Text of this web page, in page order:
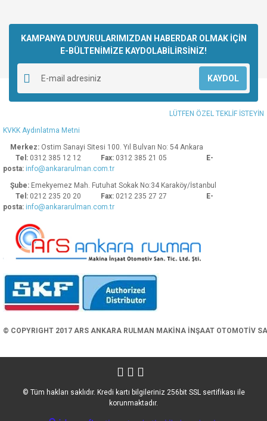
Yorum Yaz
kullanarak tarafımıza iletebilirsiniz.
Görüş ve önerileriniz için teşekkür ederiz.
Ürün resmi kalitesiz, bozuk veya görüntülenemiyor.
Ürün açıklamasında eksik bilgiler bulunuyor.
Ürün bilgilerinde hatalar bulunuyor.
Ürün fiyatı diğer sitelerden daha pahalı.
Bu ürüne benzer farklı alternatifler olmalı.
KAMPANYA DUYURULARIMIZDAN HABERDAR OLMAK İÇİN
E-BÜLTENİMİZE KAYDOLABİLİRSİNİZ!
KAYDOL
LÜTFEN ÖZEL TEKLİF İSTEYİN
KVKK Aydınlatma Metni
Merkez: Ostim Sanayi Sitesi 100. Yıl Bulvarı No: 54 Ankara
Tel: 0312 385 12 12 Fax: 0312 385 21 05
E-
posta: info@ankararulman.com.tr
Şube: Emekyemez Mah. Futuhat Sokak No:34 Karaköy/İstanbul
Tel: 0212 235 20 20 Fax: 0212 235 27 27
E-
posta: info@ankararulman.com.tr
© COPYRIGHT 2017 ARS ANKARA RULMAN MAKİNA İNŞAAT OTOMOTİV
© Tüm hakları saklıdır. Kredi kartı bilgileriniz 256bit SSL sertifikası ile
korunmaktadır.